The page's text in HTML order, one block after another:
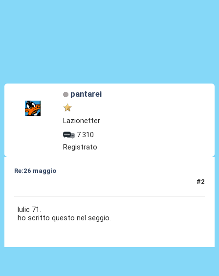
pantarei
Lazionetter
7.310
Registrato
Re:26 maggio
#2
lulic 71.
ho scritto questo nel seggio.